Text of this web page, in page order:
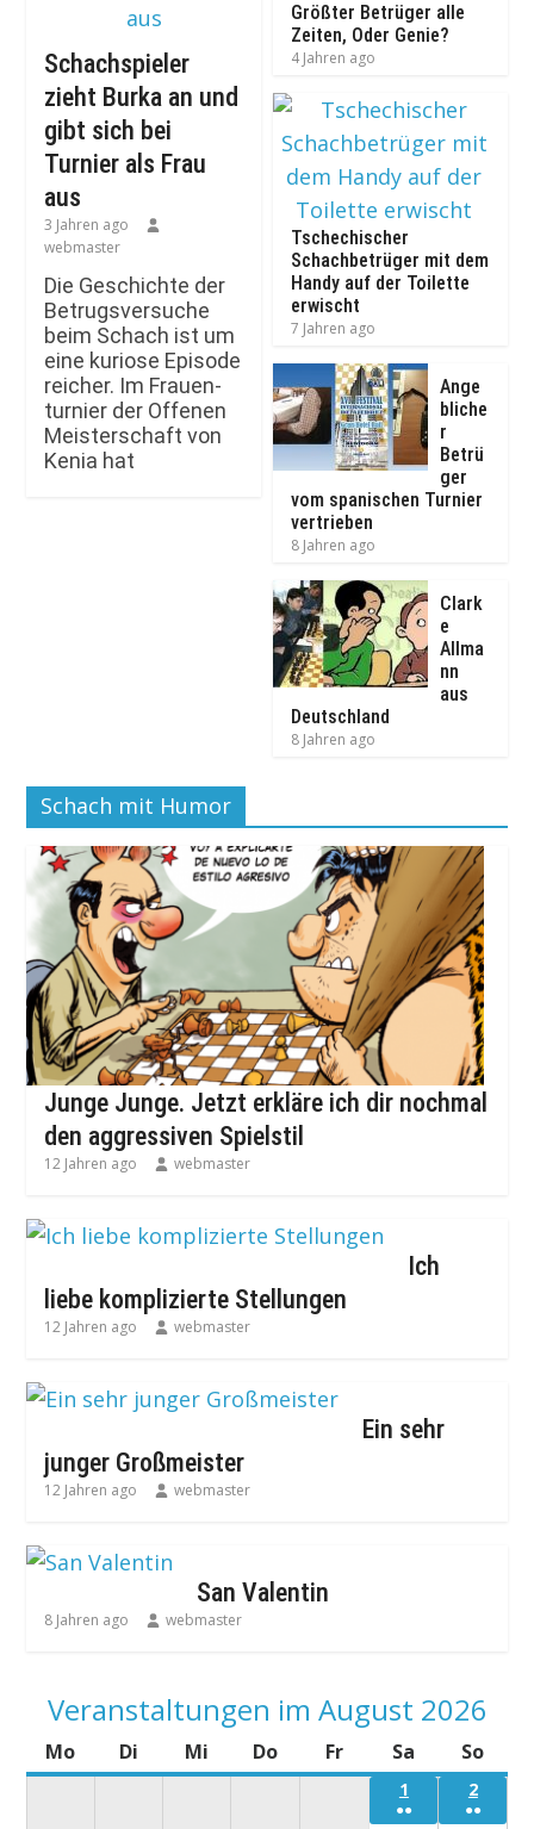
Schachspieler
zieht Burka an und
gibt sich bei
Turnier als Frau
aus
3 Jahren ago
webmaster
Die Ge­schich­te der
Be­trugs­ver­su­che
beim Schach ist um
ei­ne ku­rio­se Epi­so­de
rei­cher. Im Frau­en­
tur­nier der Of­fe­nen
Meis­ter­schaft von
Ke­nia hat
Größter Betrüger alle
Zeiten, Oder Genie?
4 Jahren ago
Tschechischer
Schachbetrüger mit dem
Handy auf der Toilette
erwischt
7 Jahren ago
Ange
bliche
r
Betrü
ger
vom spanischen Turnier
vertrieben
8 Jahren ago
Clark
e
Allma
nn
aus
Deutschland
8 Jahren ago
Schach mit Humor
Junge Junge. Jetzt erkläre ich dir nochmal
den aggressiven Spielstil
12 Jahren ago webmaster
Ich
liebe komplizierte Stellungen
12 Jahren ago webmaster
Ein sehr
junger Großmeister
12 Jahren ago webmaster
San Valentin
8 Jahren ago webmaster
Veranstaltungen im August 2026
Mo Montag
Di Dienstag
Mi Mittwoch
DoDonnerstag
FrFreitag
Sa Samstag
So
1 Samstag
1
●●
2
2
●●